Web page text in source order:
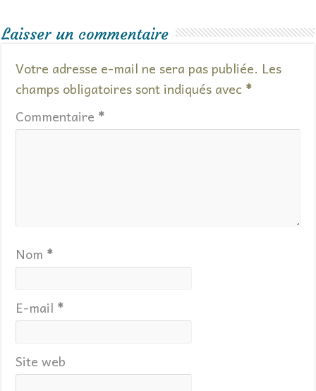
Laisser un commentaire
Votre adresse e-mail ne sera pas publiée. Les
champs obligatoires sont indiqués avec *
Commentaire *
Nom *
E-mail *
Site web